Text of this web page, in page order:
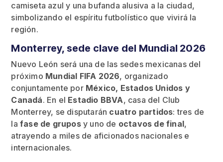
camiseta azul y una bufanda alusiva a la ciudad,
simbolizando el espíritu futbolístico que vivirá la
región.
Monterrey, sede clave del Mundial 2026
Nuevo León será una de las sedes mexicanas del
próximo Mundial FIFA 2026, organizado
conjuntamente por México, Estados Unidos y
Canadá. En el Estadio BBVA, casa del Club
Monterrey, se disputarán cuatro partidos: tres de
lafase de gruposy uno de octavos de final,
atrayendo a miles de aficionados nacionales e
internacionales.